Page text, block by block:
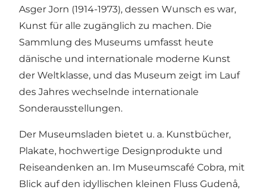
Asger Jorn (1914-1973), dessen Wunsch es war,
Kunst für alle zugänglich zu machen. Die
Sammlung des Museums umfasst heute
dänische und internationale moderne Kunst
der Weltklasse, und das Museum zeigt im Lauf
des Jahres wechselnde internationale
Sonderausstellungen.
Der Museumsladen bietet u. a. Kunstbücher,
Plakate, hochwertige Designprodukte und
Reiseandenken an. Im Museumscafé Cobra, mit
Blick auf den idyllischen kleinen Fluss Gudenå,